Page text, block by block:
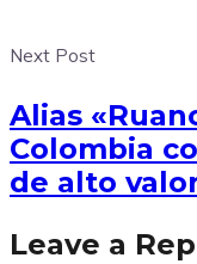
Next Post
Alias
Colombia
de alto
Leave a